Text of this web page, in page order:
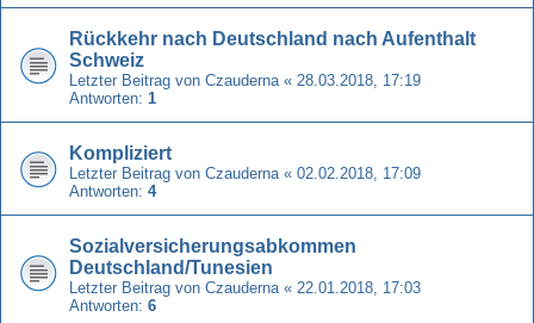
Rückkehr nach Deutschland nach Aufenthalt
Schweiz
Letzter Beitrag von Czauderna « 28.03.2018, 17:19
Antworten: 1
Kompliziert
Letzter Beitrag von Czauderna « 02.02.2018, 17:09
Antworten: 4
Sozialversicherungsabkommen
Deutschland/Tunesien
Letzter Beitrag von Czauderna « 22.01.2018, 17:03
Antworten: 6